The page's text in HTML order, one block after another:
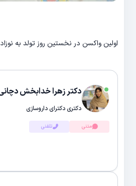
اولین واکسن در نخستین روز تولد به
دکتر زهرا خدابخش
دکتری دکترای داروسازی
متنی تلفنی